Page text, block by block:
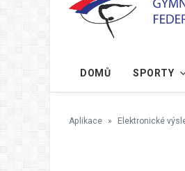
DOMŮ SPORTY
Aplikace Elektronické